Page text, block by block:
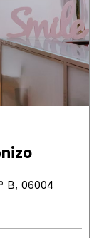
B, 06004